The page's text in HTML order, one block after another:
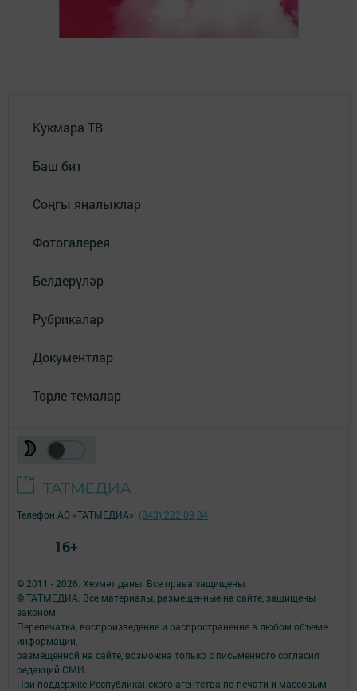
Кукмара ТВ
Баш бит
Соңгы яңалыклар
Фотогалерея
Белдерүләр
Рубрикалар
Документлар
Төрле темалар
© 2011 - 2026. Хезмәт даны. Все права защищены.
© ТАТМЕДИА. Все материалы, размещенные на сайте, защищены
законом.
Перепечатка, воспроизведение и распространение в любом объеме
информации,
размещенной на сайте, возможна только с письменного согласия
редакций СМИ.
При поддержке Республиканского агентства по печати и массовым
Телефон АО «ТАТМЕДИА»: (843) 222 09 84
16+